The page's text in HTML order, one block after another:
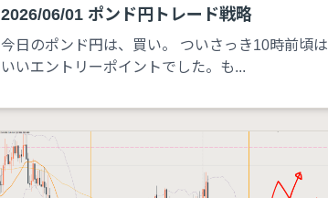
2026/06/01 ポンド円トレード戦略
今日のポンド円は、買い。 ついさっき10時前頃は
いいエントリーポイントでした。も...